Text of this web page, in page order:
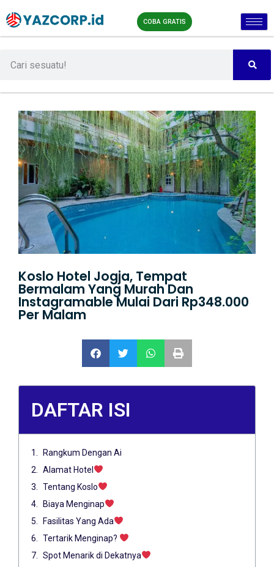
COBA GRATIS
Koslo Hotel Jogja, Tempat
Bermalam Yang Murah Dan
Instagramable Mulai Dari Rp348.000
Per Malam
DAFTAR ISI
Rangkum Dengan Ai
Alamat Hotel
Tentang Koslo
Biaya Menginap
Fasilitas Yang Ada
Tertarik Menginap?
Spot Menarik di Dekatnya